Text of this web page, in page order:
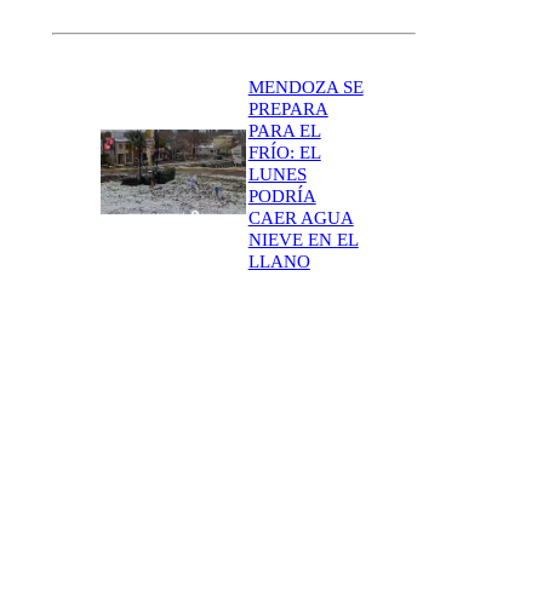
MENDOZA SE
PREPARA
PARA EL
FRÍO: EL
LUNES
PODRÍA
CAER AGUA
NIEVE EN EL
LLANO